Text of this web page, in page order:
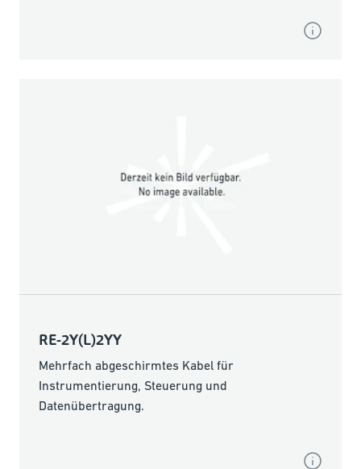
RE-2Y(L)2YY
Mehrfach abgeschirmtes Kabel für
Instrumentierung, Steuerung und
Datenübertragung.